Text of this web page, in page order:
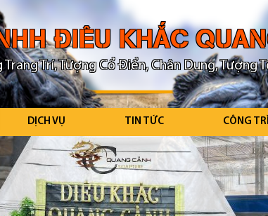
ĐIÊU KHẮC
Trí, Tượng Cổ Điển, Chân Dung, Tượng
DỊCH VỤ TIN TỨC CÔNG